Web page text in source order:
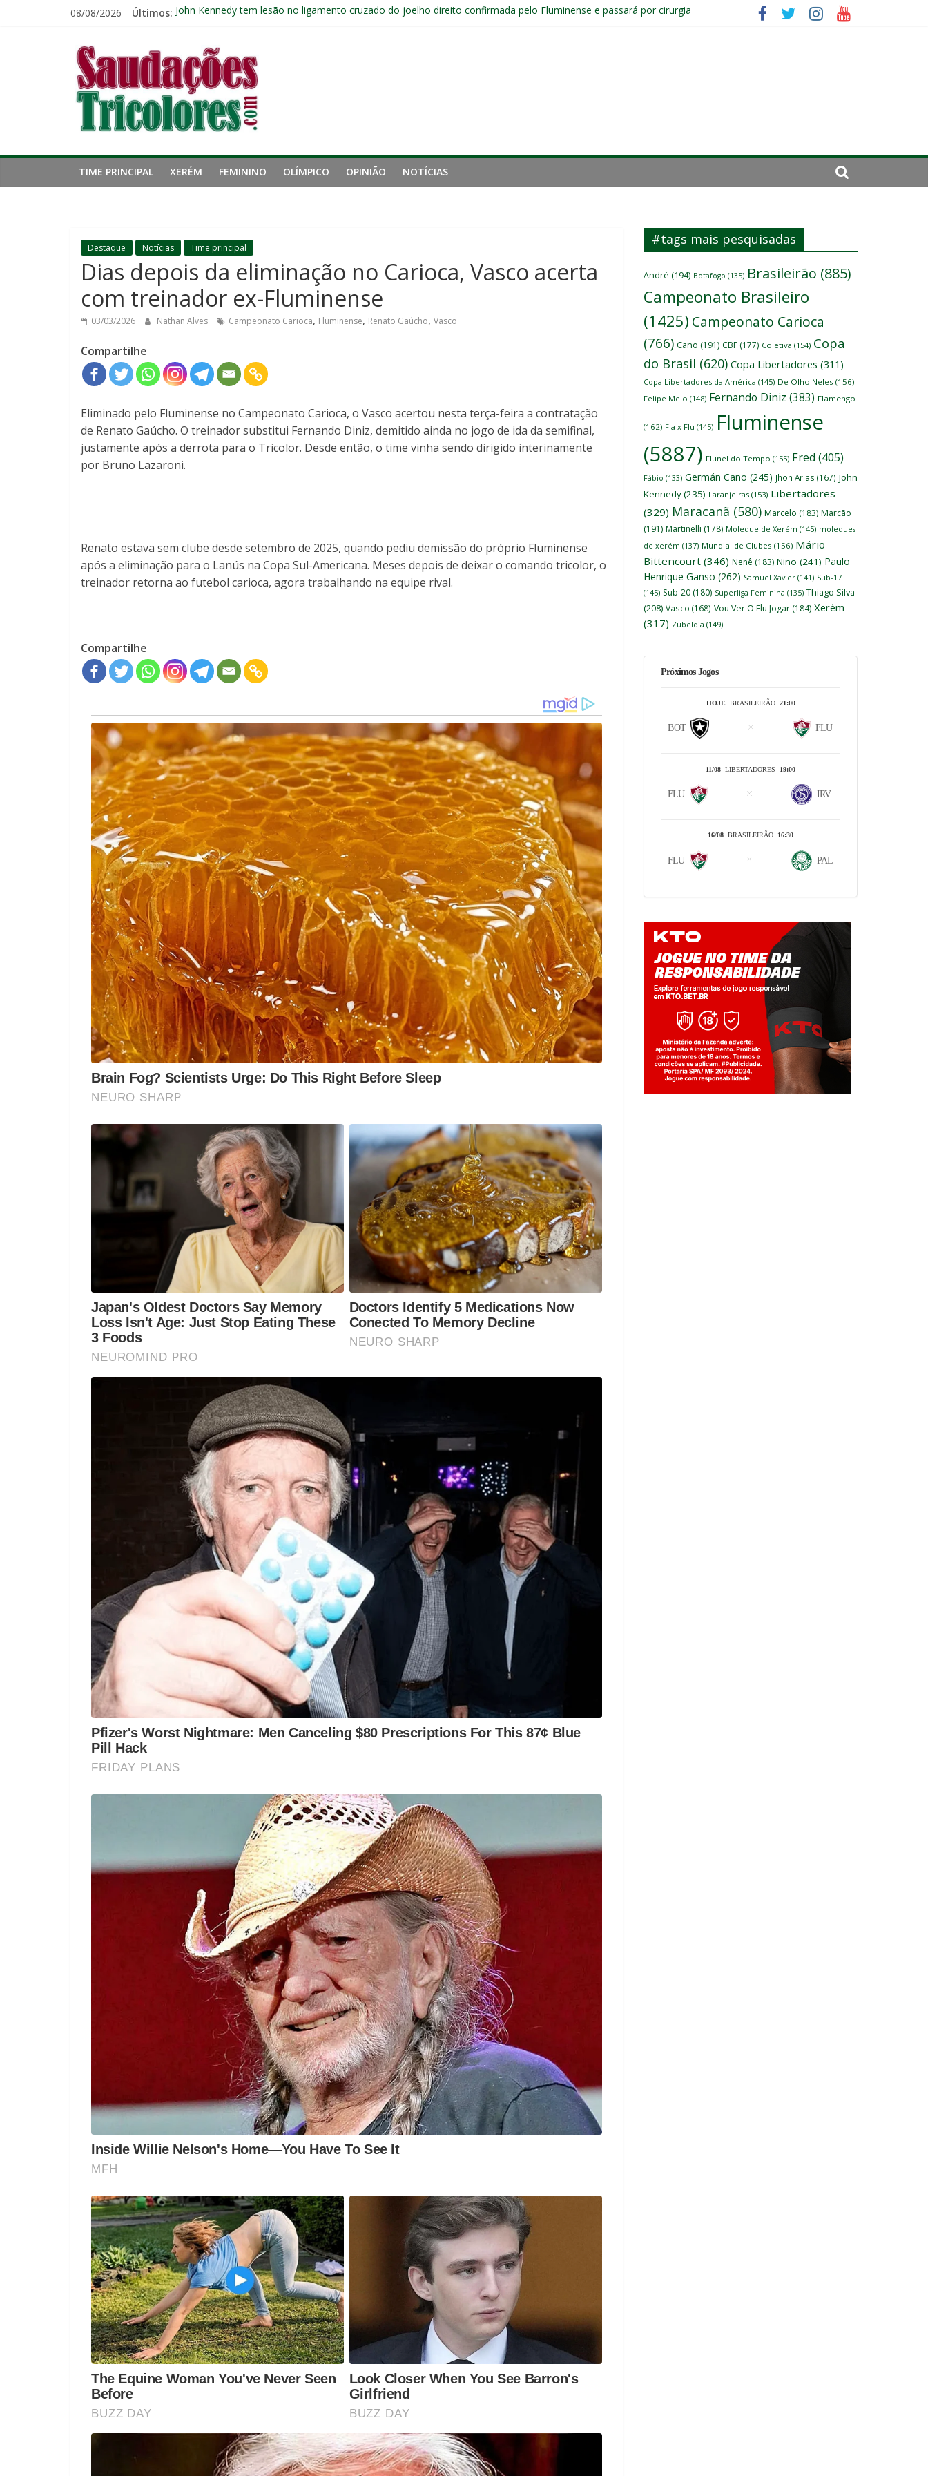
08/08/2026 Últimos: John Kennedy tem lesão no ligamento cruzado do joelho direito confirmada pelo Fluminense e passará por cirurgia
Cria de Xerém, zagueiro do Fluminense estreia no time principal do New York City
Fred estreia no comando do Sub-20 do Fluminense em duelo contra o Nova Iguaçu pelo Carioca
Saudações
Tricolores
TIME PRINCIPAL XERÉM FEMININO OLÍMPICO OPINIÃO NOTÍCIAS
Destaque Notícias Time principal
Dias depois da eliminação no Carioca, Vasco acerta
com treinador ex-Fluminense
03/03/2026 Nathan Alves Campeonato Carioca, Fluminense, Renato Gaúcho, Vasco
Compartilhe
Eliminado pelo Fluminense no Campeonato Carioca, o Vasco acertou nesta terça-feira a contratação
de Renato Gaúcho. O treinador substitui Fernando Diniz, demitido ainda no jogo de ida da semifinal,
justamente após a derrota para o Tricolor. Desde então, o time vinha sendo dirigido interinamente
por Bruno Lazaroni.
Renato estava sem clube desde setembro de 2025, quando pediu demissão do próprio Fluminense
após a eliminação para o Lanús na Copa Sul-Americana. Meses depois de deixar o comando tricolor, o
treinador retorna ao futebol carioca, agora trabalhando na equipe rival.
Compartilhe
#tags mais pesquisadas
André (194) Botafogo (135) Brasileirão (885)
Campeonato Brasileiro
(1425) Campeonato Carioca
(766) Cano (191) CBF (177) Coletiva (154) Copa
do Brasil (620) Copa Libertadores (311)
Copa Libertadores da América (145) De Olho Neles (156)
Felipe Melo (148) Fernando Diniz (383) Flamengo
(162) Fla x Flu (145) Fluminense
(5887) Flunel do Tempo (155) Fred (405)
Fábio (133) Germán Cano (245) Jhon Arias (167) John
Kennedy(235) Laranjeiras (153) Libertadores
(329) Maracanã (580) Marcelo (183) Marcão
(191) Martinelli (178) Moleque de Xerém (145) moleques
de xerém (137) Mundial de Clubes (156) Mário
Bittencourt (346) Nenê (183) Nino (241) Paulo
Henrique Ganso (262) Samuel Xavier (141) Sub-17
(145) Sub-20 (180) Superliga Feminina (135) Thiago Silva
(208) Vasco (168) Vou Ver O Flu Jogar (184) Xerém
(317) Zubeldía (149)
Próximos Jogos
HOJE BRASILEIRÃO 21:00
BOT FLU
11/08 LIBERTADORES 19:00
FLU IRV
16/08 BRASILEIRÃO 16:30
FLU PAL
Jogue com responsabilidade. 18+